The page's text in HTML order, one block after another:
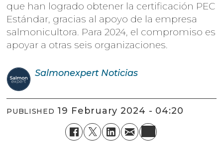
que han logrado obtener la certificación PEC
Estándar, gracias al apoyo de la empresa
salmonicultora. Para 2024, el compromiso es
apoyar a otras seis organizaciones.
Salmonexpert Noticias
PUBLISHED 19 February 2024 - 04:20